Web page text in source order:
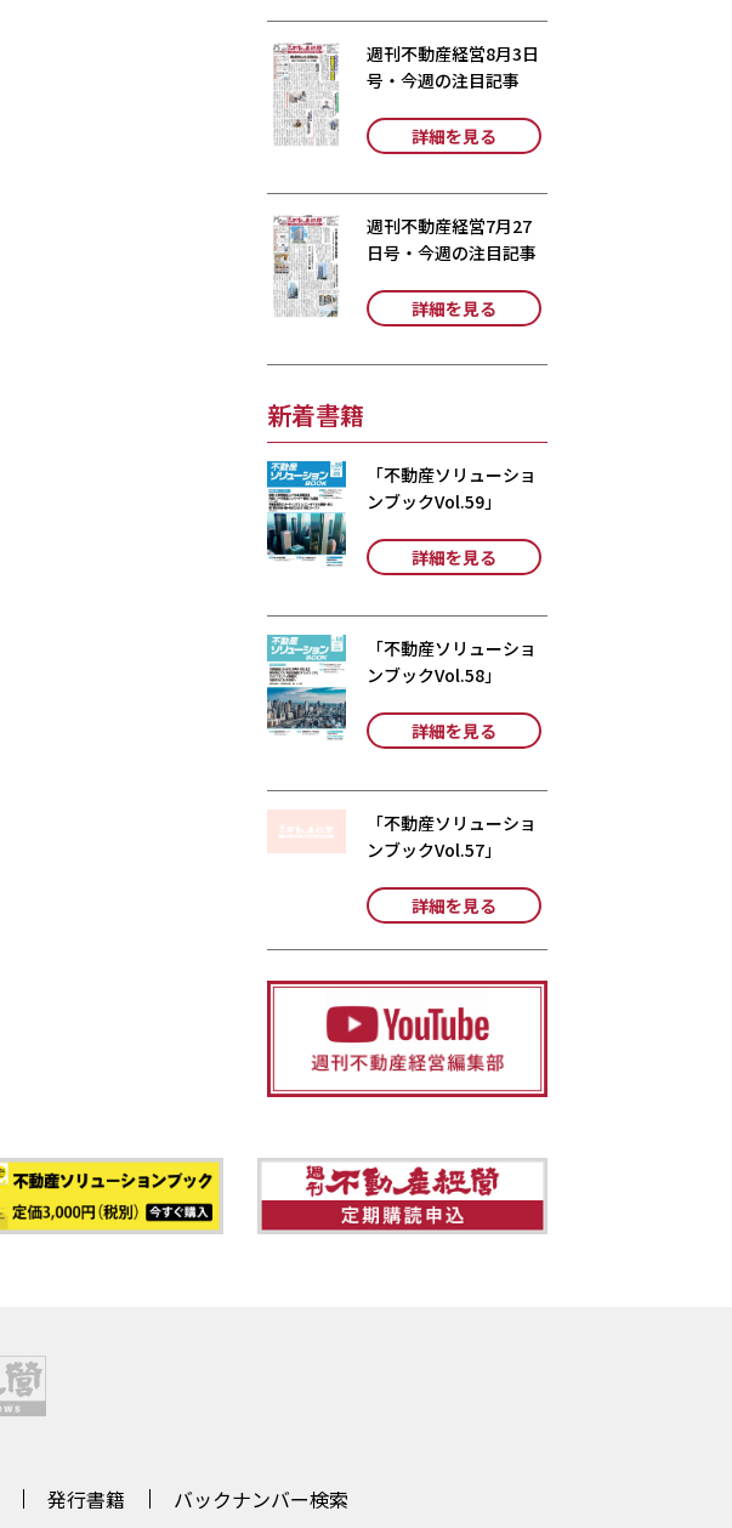
週刊不動産経営8月3日
号・今週の注目記事
詳細を見る
週刊不動産経営7月27
日号・今週の注目記事
詳細を見る
新着書籍
「不動産ソリューショ
ンブックVol.59」
詳細を見る
「不動産ソリューショ
ンブックVol.58」
詳細を見る
「不動産ソリューショ
ンブックVol.57」
詳細を見る
発行書籍 バックナンバー検索